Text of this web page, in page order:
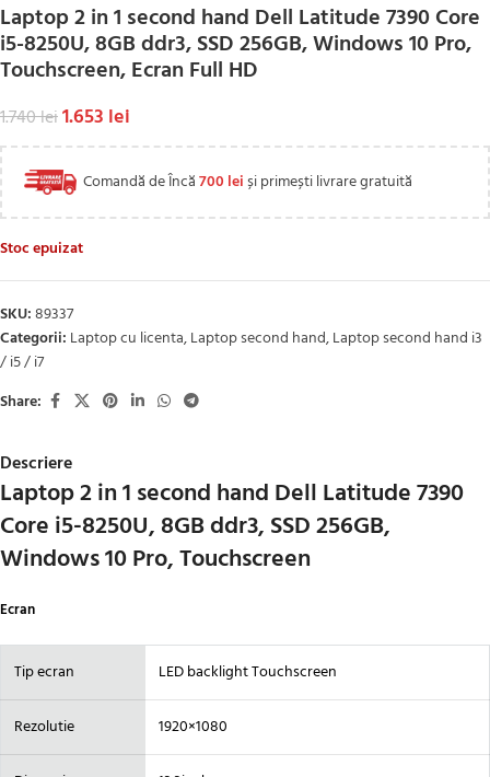
Laptop 2 in 1 second hand Dell Latitude 7390 Core
i5-8250U, 8GB ddr3, SSD 256GB, Windows 10 Pro,
Touchscreen, Ecran Full HD
1.740lei1.653 lei
Comandă de Încă700 leiși primești livrare gratuită
Stoc epuizat
SKU:89337
Categorii: Laptop cu licenta,Laptop second hand,Laptop second hand i3
/ i5 / i7
Share:
Descriere
Laptop 2 in 1 second hand Dell Latitude 7390
Core i5-8250U, 8GB ddr3, SSD 256GB,
Windows 10 Pro, Touchscreen
Ecran
Tip ecran LED backlight Touchscreen
Rezolutie 1920×1080